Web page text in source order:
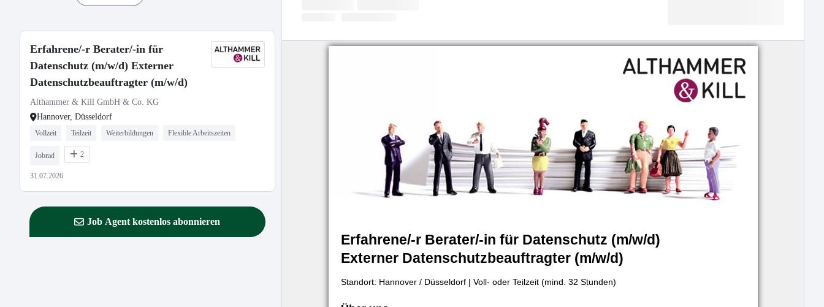
Erfahrene/-r Berater/-in für
Datenschutz (m/w/d) Externer
Datenschutzbeauftragter (m/w/d)
Althammer & Kill GmbH & Co. KG
Hannover, Düsseldorf
Vollzeit Teilzeit Weiterbildungen Flexible Arbeitszeiten
Jobrad 2
31.07.2026
Job Agent kostenlos abonnieren